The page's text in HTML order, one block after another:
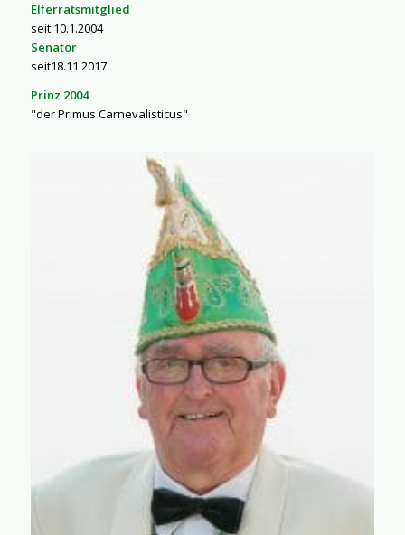
Elferratsmitglied
seit 10.1.2004
Senator
seit18.11.2017
Prinz 2004
"der Primus Carnevalisticus"